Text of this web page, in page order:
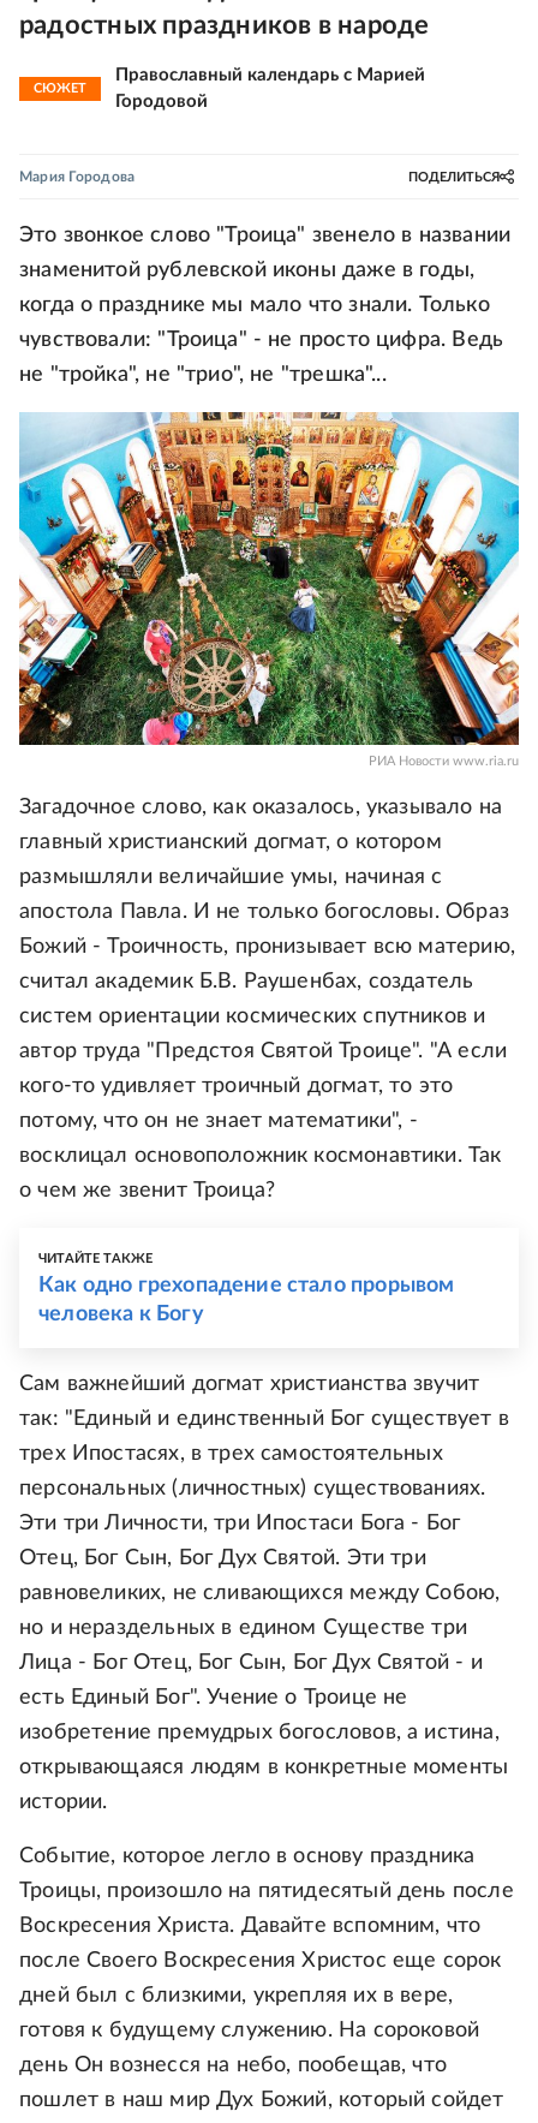
радостных праздников в народе
СЮЖЕТ
Православный календарь с Марией
Городовой
Мария Городова ПОДЕЛИТЬСЯ
Это звонкое слово "Троица" звенело в названии
знаменитой рублевской иконы даже в годы,
когда о празднике мы мало что знали. Только
чувствовали: "Троица" - не просто цифра. Ведь
не "тройка", не "трио", не "трешка"...
РИА Новости www.ria.ru
Загадочное слово, как оказалось, указывало на
главный христианский догмат, о котором
размышляли величайшие умы, начиная с
апостола Павла. И не только богословы. Образ
Божий - Троичность, пронизывает всю материю,
считал академик Б.В. Раушенбах, создатель
систем ориентации космических спутников и
автор труда "Предстоя Святой Троице". "А если
кого-то удивляет троичный догмат, то это
потому, что он не знает математики", -
восклицал основоположник космонавтики. Так
о чем же звенит Троица?
ЧИТАЙТЕ ТАКЖЕ
Как одно грехопадение стало прорывом
человека к Богу
Сам важнейший догмат христианства звучит
так: "Единый и единственный Бог существует в
трех Ипостасях, в трех самостоятельных
персональных (личностных) существованиях.
Эти три Личности, три Ипостаси Бога - Бог
Отец, Бог Сын, Бог Дух Святой. Эти три
равновеликих, не сливающихся между Собою,
но и нераздельных в едином Существе три
Лица - Бог Отец, Бог Сын, Бог Дух Святой - и
есть Единый Бог". Учение о Троице не
изобретение премудрых богословов, а истина,
открывающаяся людям в конкретные моменты
истории.
Событие, которое легло в основу праздника
Троицы, произошло на пятидесятый день после
Воскресения Христа. Давайте вспомним, что
после Своего Воскресения Христос еще сорок
дней был с близкими, укрепляя их в вере,
готовя к будущему служению. На сороковой
день Он вознесся на небо, пообещав, что
пошлет в наш мир Дух Божий, который сойдет